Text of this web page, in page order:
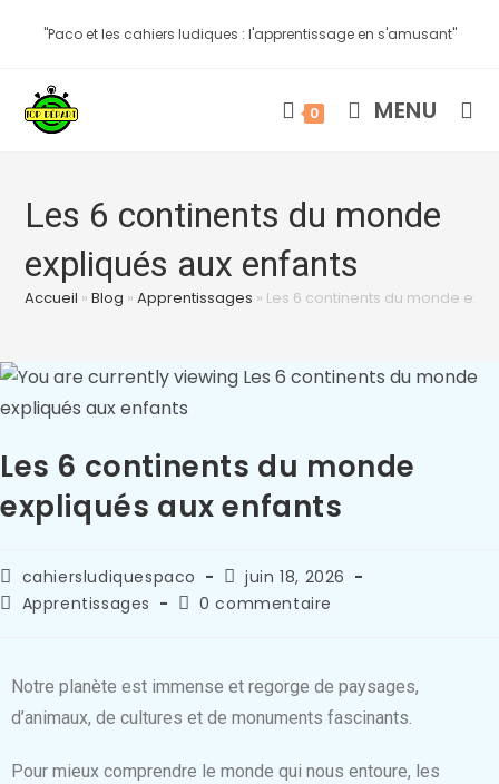
"Paco et les cahiers ludiques : l'apprentissage en s'amusant"
0 MENU
Les 6 continents du monde
expliqués aux enfants
Accueil »Blog »Apprentissages » Les 6 continents du monde
Les 6 continents du monde
expliqués aux enfants
cahiersludiquespaco
juin 18, 2026
Apprentissages
0 commentaire
Notre planète est immense et regorge de paysages,
d’animaux, de cultures et de monuments fascinants.
Pour mieux comprendre le monde qui nous entoure, les